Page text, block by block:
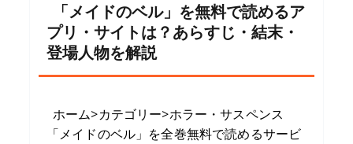
「メイドのベル」を無料で読めるア
プリ・サイトは？あらすじ・結末・
登場人物を解説
ホーム>カテゴリー>ホラー・サスペンス
「メイドのベル」を全巻無料で読めるサービ